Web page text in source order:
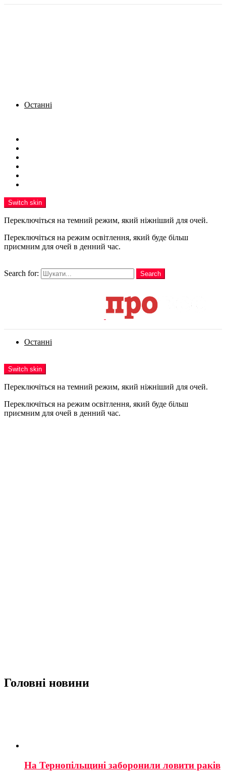
Останні
Switch skin
Переключіться на темний режим, який ніжніший для очей.
Переключіться на режим освітлення, який буде більш
приємним для очей в денний час.
Search for:
Search
Останні
Switch skin
Переключіться на темний режим, який ніжніший для очей.
Переключіться на режим освітлення, який буде більш
приємним для очей в денний час.
Головні новини
На Тернопільщині заборонили ловити раків